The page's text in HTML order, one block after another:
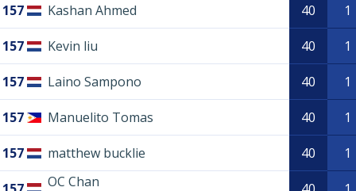
157 Kashan Ahmed 40 1
157 Kevin liu 40 1
157 Laino Sampono 40 1
157 Manuelito Tomas 40 1
157 matthew bucklie 40 1
OC Chan